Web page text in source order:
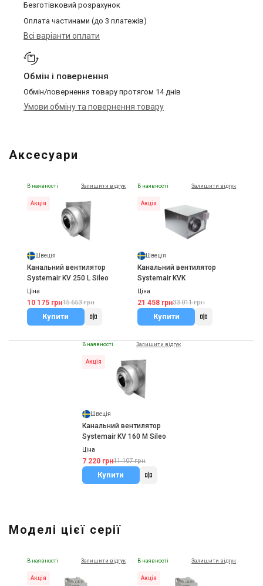
Безготівковий розрахунок
Оплата частинами (до 3 платежів)
Всі варіанти оплати
Обмін і повернення
Обмін/повернення товару протягом 14 днів
Умови обміну та повернення товару
Аксесуари
В наявності Залишити відгук
Акція
Швеція
Канальний вентилятор
Systemair KV 250 L Sileo
Ціна
10 175 грн15 653 грн
Купити
В наявності Залишити відгук
Акція
Швеція
Канальний вентилятор
Systemair KVK
Ціна
21 458 грн33 011 грн
Купити
В наявності Залишити відгук
Акція
Швеція
Канальний вентилятор
Systemair KV 160 M Sileo
Ціна
7 220 грн11 107 грн
Купити
Моделі цієї серії
В наявності Залишити відгук
Акція
В наявності Залишити відгук
Акція